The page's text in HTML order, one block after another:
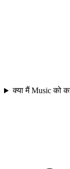
क्या मैं Music को